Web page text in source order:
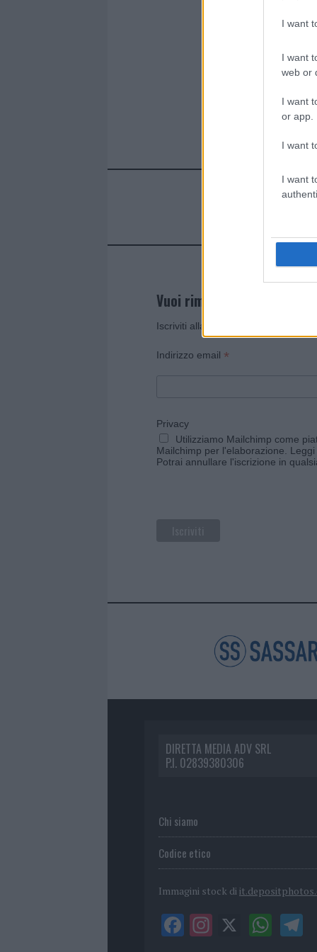
I want
I want
web or
I want
or app.
I want
I want
Vuoi rimanere sempre
Iscriviti alla newsletter di Gallura
Indirizzo email *
Privacy
Utilizziamo Mailchimp come
Mailchimp per l'elaborazione.
Potrai annullare l'iscrizione in
DIRETTA MEDIA ADV SRL
P.I. 02839380306
Chi siamo
Codice etico
Immagini stock di